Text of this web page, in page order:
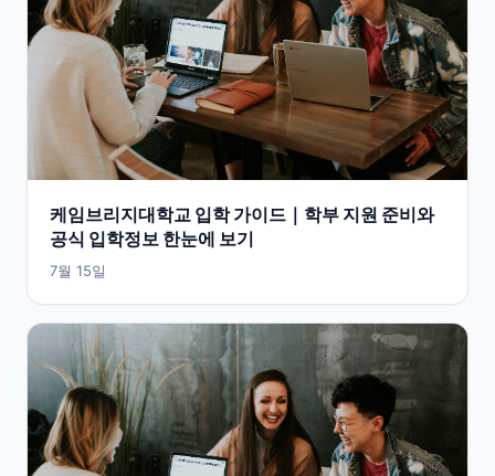
케임브리지대학교 입학 가이드｜학부 지원 준비와
공식 입학정보 한눈에 보기
7월 15일